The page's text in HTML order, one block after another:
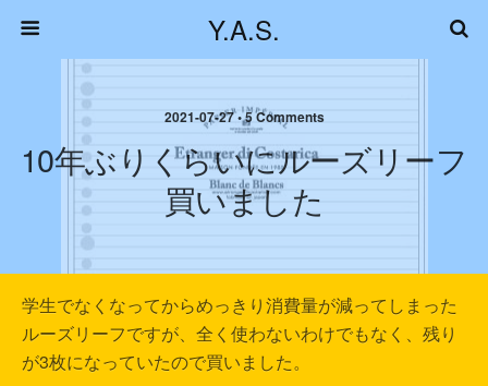
Y.A.S.
2021-07-27 • 5 Comments
10年ぶりくらいにルーズリーフ
買いました
学生でなくなってからめっきり消費量が減ってしまった
ルーズリーフですが、全く使わないわけでもなく、残り
が3枚になっていたので買いました。